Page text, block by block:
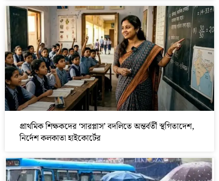
প্রাথমিক শিক্ষকদের ‘সারপ্লাস’ বদলিতে অন্তর্বর্তী স্থগিতাদেশ,
নির্দেশ কলকাতা হাইকোর্টের